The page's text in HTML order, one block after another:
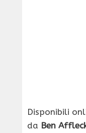
Disponibili
da Ben